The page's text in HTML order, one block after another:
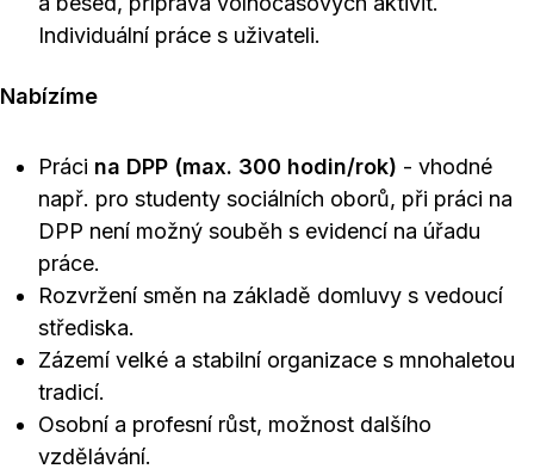
Individuální práce s uživateli.
Nabízíme
Práci na DPP (max. 300 hodin/rok) - vhodné
např. pro studenty sociálních oborů, při práci na
DPP není možný souběh s evidencí na úřadu
práce.
Rozvržení směn na základě domluvy s vedoucí
střediska.
Zázemí velké a stabilní organizace s mnohaletou
tradicí.
Osobní a profesní růst, možnost dalšího
vzdělávání.